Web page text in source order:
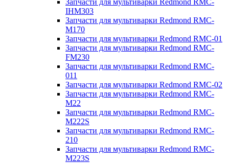
Запчасти для мультиварки Redmond RMC-
IHM303
Запчасти для мультиварки Redmond RMC-
M170
Запчасти для мультиварки Redmond RMC-01
Запчасти для мультиварки Redmond RMC-
FM230
Запчасти для мультиварки Redmond RMC-
011
Запчасти для мультиварки Redmond RMC-02
Запчасти для мультиварки Redmond RMC-
M22
Запчасти для мультиварки Redmond RMC-
M222S
Запчасти для мультиварки Redmond RMC-
210
Запчасти для мультиварки Redmond RMC-
M223S